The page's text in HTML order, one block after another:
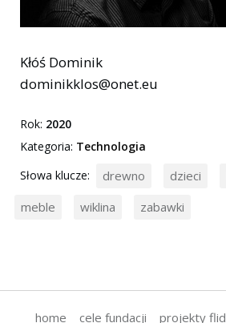
Kłóś Dominik
dominikklos@onet.eu
Rok: 2020
Kategoria: Technologia
Słowa klucze:
drewno dzieci
meble
wiklina zabawki
home cele fundacji projekty flid